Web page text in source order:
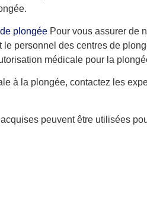
plongée Pour vous assurer de
personnel des centres de
médicale pour la
à la plongée, contactez les
peuvent être utilisées